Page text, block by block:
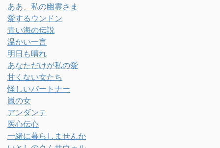
ああ、私の幽霊さま
愛するウンドン
青い海の伝説
温かい一言
明日も晴れ
あなただけが私の愛
甘くない女たち
怪しいパートナー
嵐の女
アンダンテ
医心伝心
一緒に暮らしませんか